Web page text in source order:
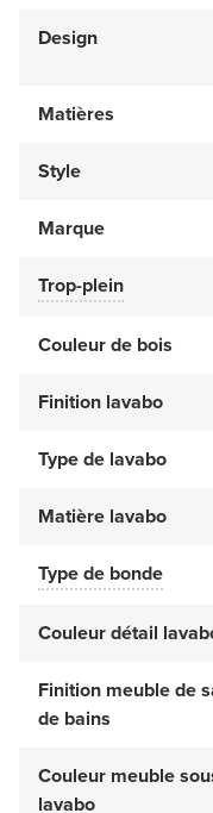
Design
Matières
Style
Marque
Trop-plein
Couleur de bois
Finition lavabo
Type de lavabo
Matière lavabo
Type de bonde
Couleur détail
Finition meuble de
de bains
Couleur meuble
lavabo